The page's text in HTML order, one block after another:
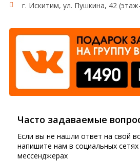
г. Искитим, ул. Пушкина, 42
Часто задаваемые
Если вы не нашли ответ на свой
напишите нам в социальных сетях
мессенджерах